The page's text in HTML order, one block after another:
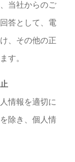
当社からのご
答として、電
、その他の正
す。
情報を適切に
除き、個人情